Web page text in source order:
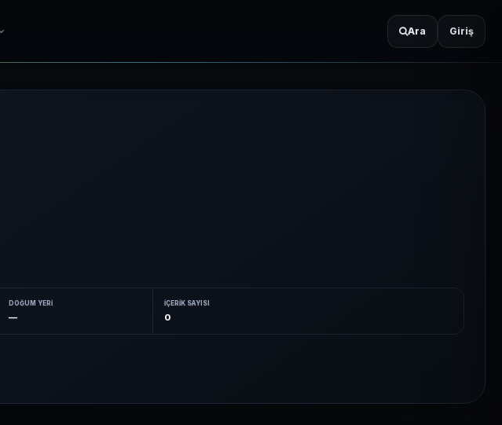
Ara Giriş
DOĞUM YERI
—
İÇERIK SAYISI
0